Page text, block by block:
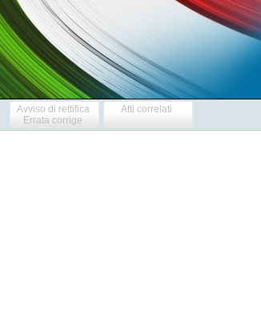
Avviso di rettifica
Errata corrige
Atti correlati